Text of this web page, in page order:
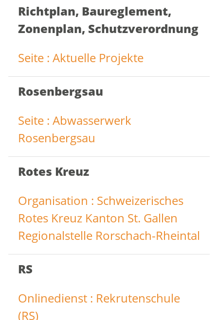
Richtplan, Baureglement,
Zonenplan, Schutzverordnung
Seite : Aktuelle Projekte
Rosenbergsau
Seite : Abwasserwerk
Rosenbergsau
Rotes Kreuz
Organisation : Schweizerisches
Rotes Kreuz Kanton St. Gallen
Regionalstelle Rorschach-Rheintal
RS
Onlinedienst : Rekrutenschule
(RS)